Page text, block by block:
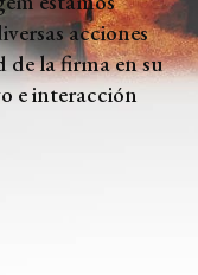
acciones
de la firma en su
e interacción